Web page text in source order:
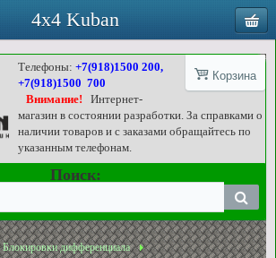
Корзина
Телефоны:+7(918)1500 200,
+7(918)1500 700
Внимание!
Интернет-
магазин в состоянии разработки. За справками о
наличии товаров и с заказами обращайтесь по
указанным телефонам.
Поиск:
Блокировки дифференциала
4x4 Kuban